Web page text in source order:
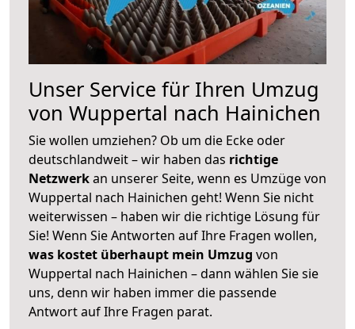
Unser Service für Ihren Umzug
von Wuppertal nach Hainichen
Sie wollen umziehen? Ob um die Ecke oder
deutschlandweit – wir haben das richtige
Netzwerkan unserer Seite, wenn es Umzüge von
Wuppertal nach Hainichen geht! Wenn Sie nicht
weiterwissen – haben wir die richtige Lösung für
Sie! Wenn Sie Antworten auf Ihre Fragen wollen,
was kostet überhaupt mein Umzug von
Wuppertal nach Hainichen – dann wählen Sie sie
uns, denn wir haben immer die passende
Antwort auf Ihre Fragen parat.